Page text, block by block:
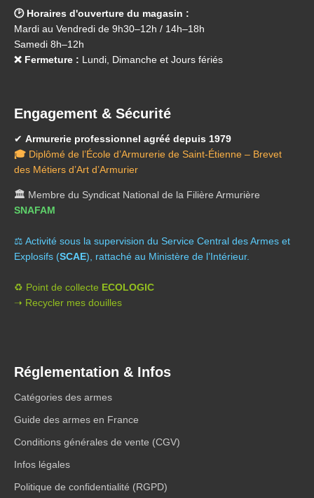
🕑 Horaires d'ouverture du magasin :
Mardi au Vendredi de 9h30–12h / 14h–18h
Samedi 8h–12h
❌ Fermeture : Lundi, Dimanche et Jours fériés
Engagement & Sécurité
✔ Armurerie professionnel agréé depuis 1979
🎓 Diplômé de l’École d’Armurerie de Saint-Étienne – Brevet
des Métiers d’Art d’Armurier
🏛️ Membre du Syndicat National de la Filière Armurière
SNAFAM
⚖️ Activité sous la supervision du Service Central des Armes et
Explosifs (SCAE), rattaché au Ministère de l’Intérieur.
♻️ Point de collecte ECOLOGIC
➝ Recycler mes douilles
Réglementation & Infos
Catégories des armes
Guide des armes en France
Conditions générales de vente (CGV)
Infos légales
Politique de confidentialité (RGPD)